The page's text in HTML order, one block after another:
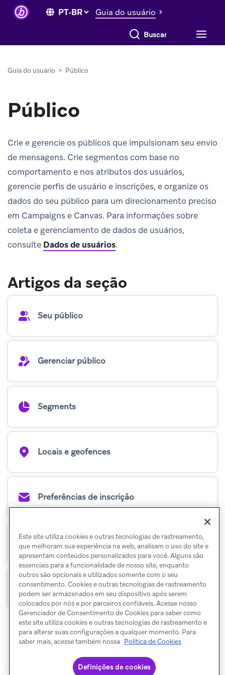
Guia do usuário
Buscar tudo
Guia do usuário > Público
Público
Crie e gerencie os públicos que impulsionam seu envio
de mensagens. Crie segmentos com base no
comportamento e nos atributos dos usuários,
gerencie perfis de usuário e inscrições, e organize os
dados do seu público para um direcionamento preciso
em Campaigns e Canvas. Para informações sobre
coleta e gerenciamento de dados de usuários,
consulte Dados de usuários.
Artigos da seção
Seu público
Gerenciar público
Segments
Locais e geofences
Preferências de inscrição
Grupo de controle global
Listas de supressão
Este site utiliza cookies e outras tecnologias de rastreamento,
que melhoram sua experiência na web, analisam o uso do site e
apresentam conteúdos personalizados para você. Alguns são
essenciais para a funcionalidade de nosso site, enquanto
outros são opcionais e utilizados somente com o seu
consentimento. Cookies e outras tecnologias de rastreamento
podem ser armazenados em seu dispositivo após serem
colocados por nós e por parceiros confiáveis. Acesse nosso
Gerenciador de Consentimento de Cookies para saber como
este site utiliza cookies e outras tecnologias de rastreamento e
para alterar suas configurações a qualquer momento. Para
saber mais, acesse também nossa Política de Cookies
Definições de cookies